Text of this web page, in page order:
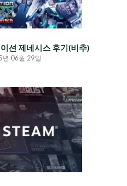
션 제네시스 후기(비추)
년 06월 29일